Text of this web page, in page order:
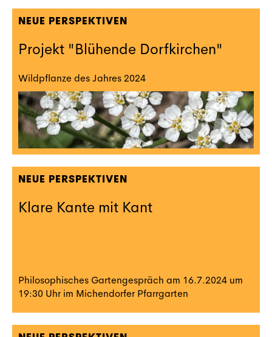
NEUE PERSPEKTIVEN
Projekt "Blühende Dorfkirchen"
Wildpflanze des Jahres 2024
NEUE PERSPEKTIVEN
Klare Kante mit Kant
Philosophisches Gartengespräch am 16.7.2024 um
19:30 Uhr im Michendorfer Pfarrgarten